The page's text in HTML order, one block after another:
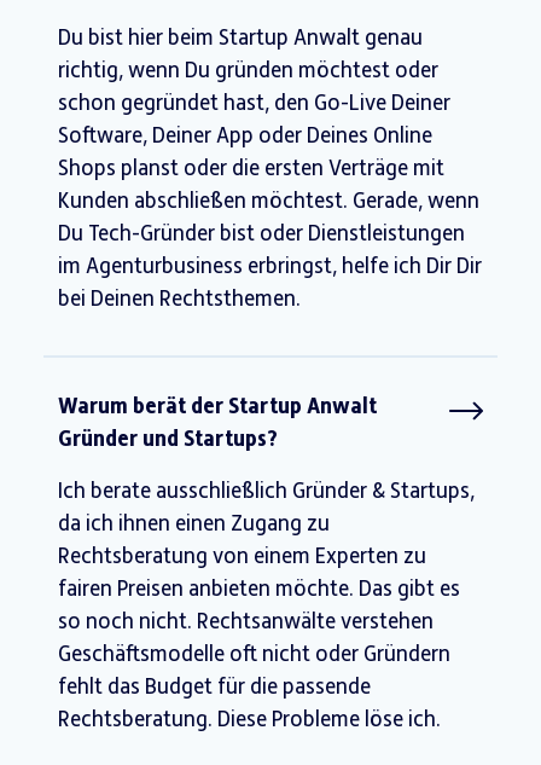
Du bist hier beim Startup Anwalt genau
richtig, wenn Du gründen möchtest oder
schon gegründet hast, den Go-Live Deiner
Software, Deiner App oder Deines Online
Shops planst oder die ersten Verträge mit
Kunden abschließen möchtest. Gerade, wenn
Du Tech-Gründer bist oder Dienstleistungen
im Agenturbusiness erbringst, helfe ich Dir Dir
bei Deinen Rechtsthemen.
Warum berät der Startup Anwalt
Gründer und Startups?
Ich berate ausschließlich Gründer & Startups,
da ich ihnen einen Zugang zu
Rechtsberatung von einem Experten zu
fairen Preisen anbieten möchte. Das gibt es
so noch nicht. Rechtsanwälte verstehen
Geschäftsmodelle oft nicht oder Gründern
fehlt das Budget für die passende
Rechtsberatung. Diese Probleme löse ich.